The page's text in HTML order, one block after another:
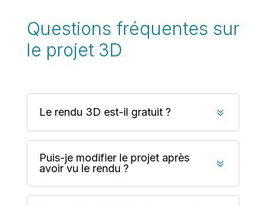
Questions fréquentes sur
le projet 3D
Le rendu 3D est-il gratuit ? 7
Puis-je modifier le projet après
avoir vu le rendu ?
7